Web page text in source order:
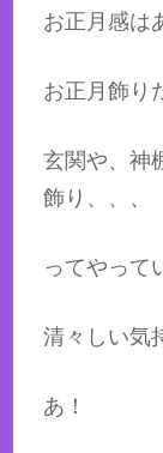
お正月感は
お正月飾り
玄関や、神
飾り、、、
ってやって
清々しい気
あ！